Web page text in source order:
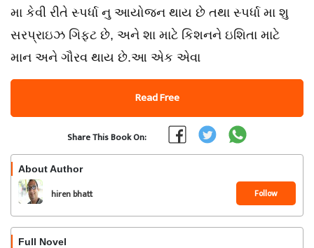
મા કેવી રીતે સ્પર્ધા નુ આયોજન થાય છે તથા સ્પર્ધા મા શુ
સરપ્રાઇઝ ગિફ્ટ છે, અને શા માટે કિશનને ઇશિતા માટે
માન અને ગૌરવ થાય છે.આ એક એવા
Read Free
Share This Book On:
About Author
hiren bhatt Follow
Full Novel